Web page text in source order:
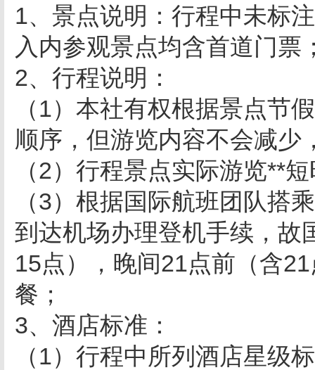
1、景点说明：行程中未标
入内参观景点均含首道门票
2、行程说明：
（1）本社有权根据景点节
顺序，但游览内容不会减少
（2）行程景点实际游览**
（3）根据国际航班团队搭
到达机场办理登机手续，故
15点），晚间21点前（含
餐；
3、酒店标准：
（1）行程中所列酒店星级